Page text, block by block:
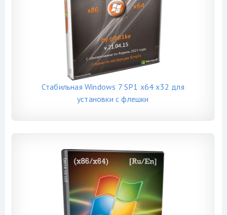
Стабильная Windows 7 SP1 x64 x32 для
установки с флешки